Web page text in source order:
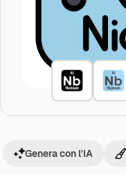
Genera con l'IA